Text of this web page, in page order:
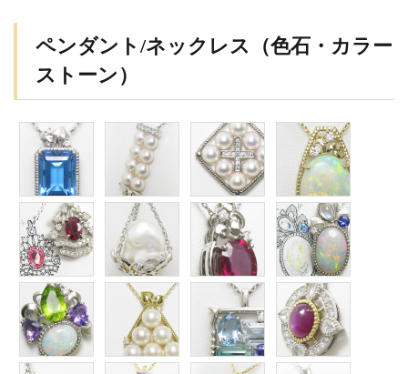
ペンダント/ネックレス（色石・カラー
ストーン）